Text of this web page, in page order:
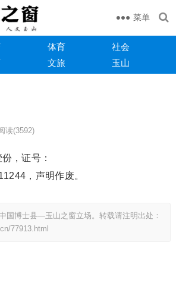
菜单
体育
社会
文旅 玉山
读(3592)
，证号：
，声明作废。
国博士县—玉山之窗立场。转载请注明出处：
77913.html